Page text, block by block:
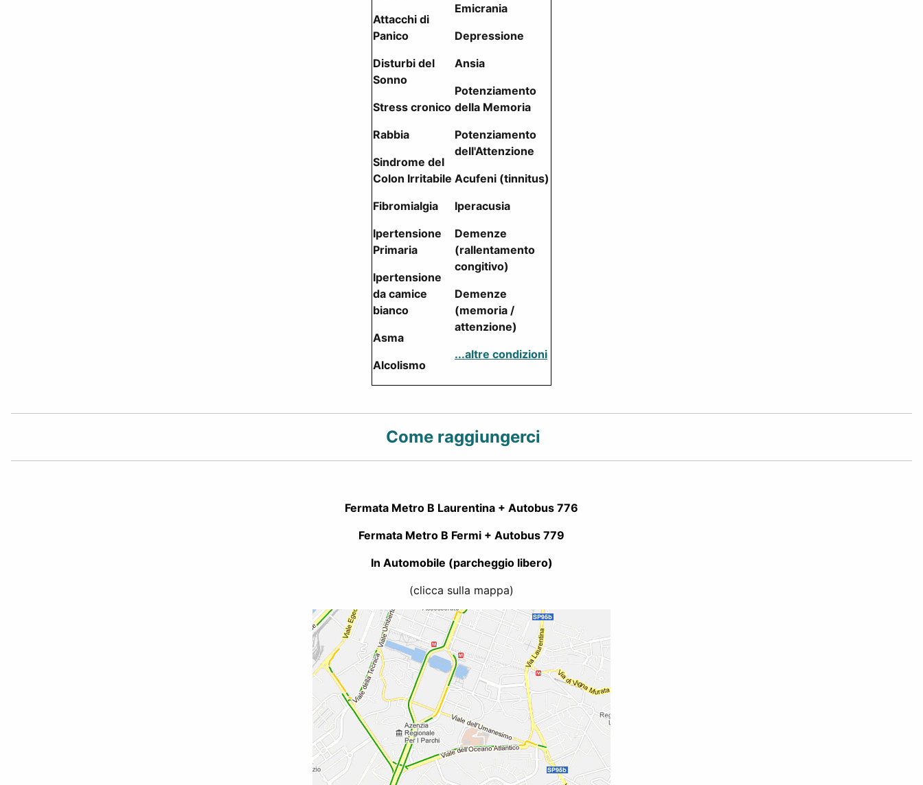
Attacchi di
Panico
Disturbi del
Sonno
Stress cronico
Rabbia
Sindrome del
Colon Irritabile
Fibromialgia
Ipertensione
Primaria
Ipertensione
da camice
bianco
Asma
Alcolismo
Emicrania
Depressione
Ansia
Potenziamento
della Memoria
Potenziamento
dell'Attenzione
Acufeni (tinnitus)
Iperacusia
Demenze
(rallentamento
congitivo)
Demenze
(memoria /
attenzione)
...altre condizioni
Come raggiungerci
Fermata Metro B Laurentina + Autobus 776
Fermata Metro B Fermi + Autobus 779
In Automobile (parcheggio libero)
(clicca sulla mappa)